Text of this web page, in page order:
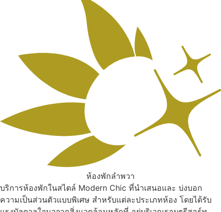
ห้องพักลำพวา
บริการห้องพักในสไตล์ Modern Chic ที่นำเสนอและ บ่งบอก
ความเป็นส่วนตัวแบบพิเศษ สำหรับแต่ละประเภทห้อง โดยได้รับ